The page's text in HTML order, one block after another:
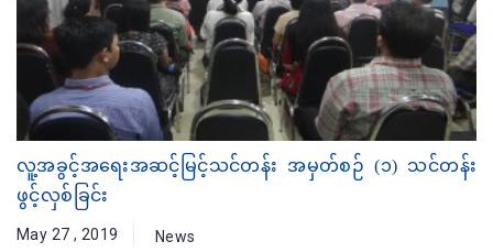
လူ့အခွင့်အရေးအဆင့်မြင့်သင်တန်း အမှတ်စဉ် (၁) သင်တန်း
ဖွင့်လှစ်ခြင်း
May 27 , 2019 News